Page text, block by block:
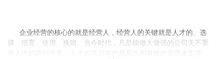
企业经营的核心的就是经营人，经营人的关键就是人才的、选
择、培育、使用、挽留。当今时代，凡是能做大做强的公司无不重